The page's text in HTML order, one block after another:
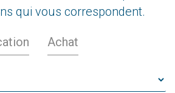
qui vous correspondent.
Achat